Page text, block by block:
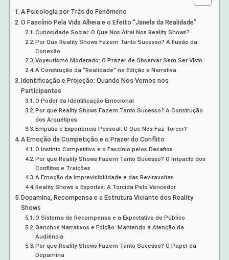
A Psicologia por Trás do Fenômeno
O Fascínio Pela Vida Alheia e o Efeito “Janela da Realidade”
Curiosidade Social: O Que Nos Atrai Nos Reality Shows?
Por Que Reality Shows Fazem Tanto Sucesso? A Ilusão da
Conexão
Voyeurismo Moderado: O Prazer de Observar Sem Ser Visto
A Construção da “Realidade” na Edição e Narrativa
Identificação e Projeção: Quando Nos Vemos nos
Participantes
O Poder da Identificação Emocional
Por que Reality Shows Fazem Tanto Sucesso? A Construção
dos Arquétipos
Empatia e Experiência Pessoal: O Que Nos Faz Torcer?
A Emoção da Competição e o Prazer do Conflito
O Instinto Competitivo e o Fascínio pelos Desafios
Por que Reality Shows Fazem Tanto Sucesso? O Impacto dos
Conflitos e Traições
A Emoção da Imprevisibilidade e das Reviravoltas
Reality Shows e Esportes: A Torcida Pelo Vencedor
Dopamina, Recompensa e a Estrutura Viciante dos Reality
Shows
O Sistema de Recompensa e a Expectativa do Público
Ganchos Narrativos e Edição: Mantendo a Atenção da
Audiência
Por que Reality Shows Fazem Tanto Sucesso? O Papel da
Dopamina